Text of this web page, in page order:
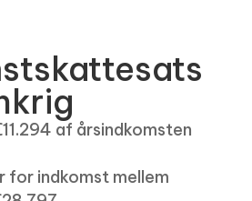
af årsindkomsten
for indkomst mellem